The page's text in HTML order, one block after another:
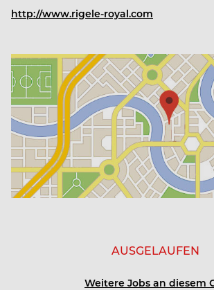
http://www.rigele-royal.com
AUSGELAUFEN
Weitere Jobs an diesem